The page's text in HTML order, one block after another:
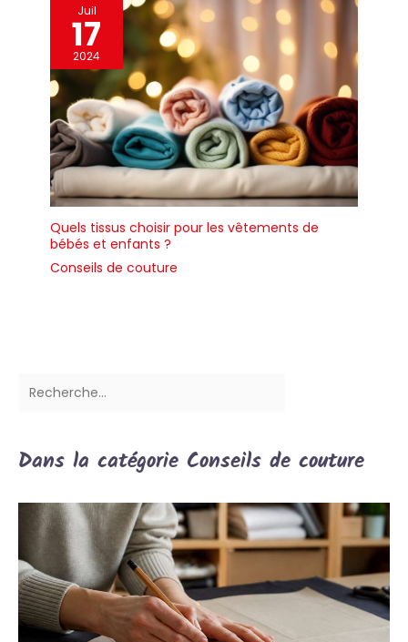
alternée de batteries de
rechange est plus efficace,
préserve les cellules et
prolonge la durée de vie de
la batterie ; 2. Stockez la
batterie dans un endroit
frais et sec, à l’abri des
températures extrêmes,
afin de prolonger sa durée
de vie ; 3. N’utilisez pas ces
batteries avec d’autres
appareils afin d’éviter toute
Juil
17
2024
Quels tissus choisir pour les vêtements de
bébés et enfants ?
Conseils de couture
Dans la catégorie Conseils de couture